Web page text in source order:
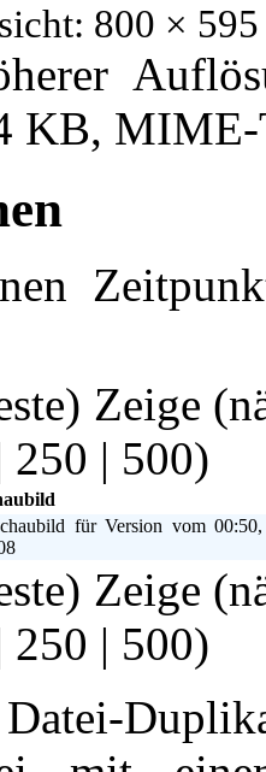
800 ×
KB,
Zeige
250 | 500)
Zeige
250 | 500)
Datei-